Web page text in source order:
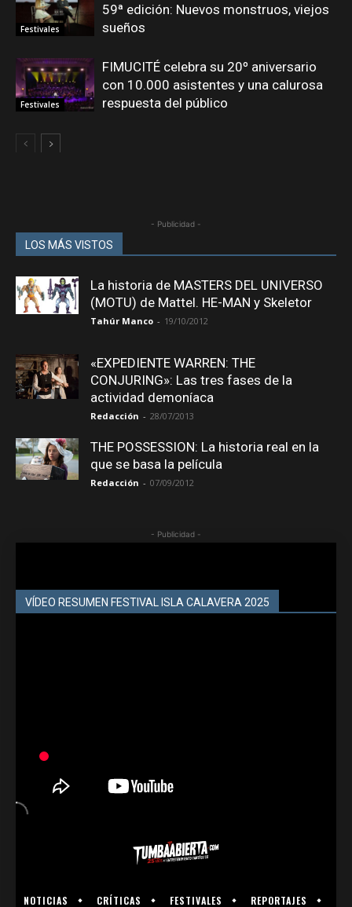
Festivales
59ª edición: Nuevos monstruos, viejos
sueños
Festivales
FIMUCITÉ celebra su 20º aniversario
con 10.000 asistentes y una calurosa
respuesta del público
- Publicidad -
LOS MÁS VISTOS
La historia de MASTERS DEL UNIVERSO
(MOTU) de Mattel. HE-MAN y Skeletor
Tahúr Manco - 19/10/2012
«EXPEDIENTE WARREN: THE
CONJURING»: Las tres fases de la
actividad demoníaca
Redacción - 28/07/2013
THE POSSESSION: La historia real en la
que se basa la película
Redacción - 07/09/2012
- Publicidad -
VÍDEO RESUMEN FESTIVAL ISLA CALAVERA 2025
NOTICIAS CRÍTICAS FESTIVALES REPORTAJES